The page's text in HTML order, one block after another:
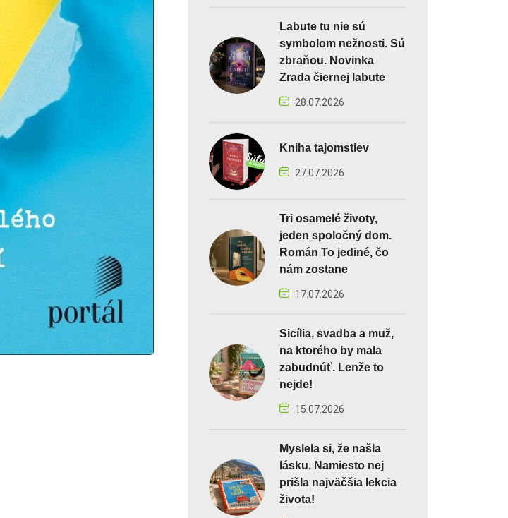
Labute tu nie sú
symbolom nežnosti. Sú
zbraňou. Novinka
Zrada čiernej labute
28.07.2026
Kniha tajomstiev
27.07.2026
Tri osamelé životy,
jeden spoločný dom.
Román To jediné, čo
nám zostane
17.07.2026
Sicília, svadba a muž,
na ktorého by mala
zabudnúť. Lenže to
nejde!
15.07.2026
Myslela si, že našla
lásku. Namiesto nej
prišla najväčšia lekcia
života!